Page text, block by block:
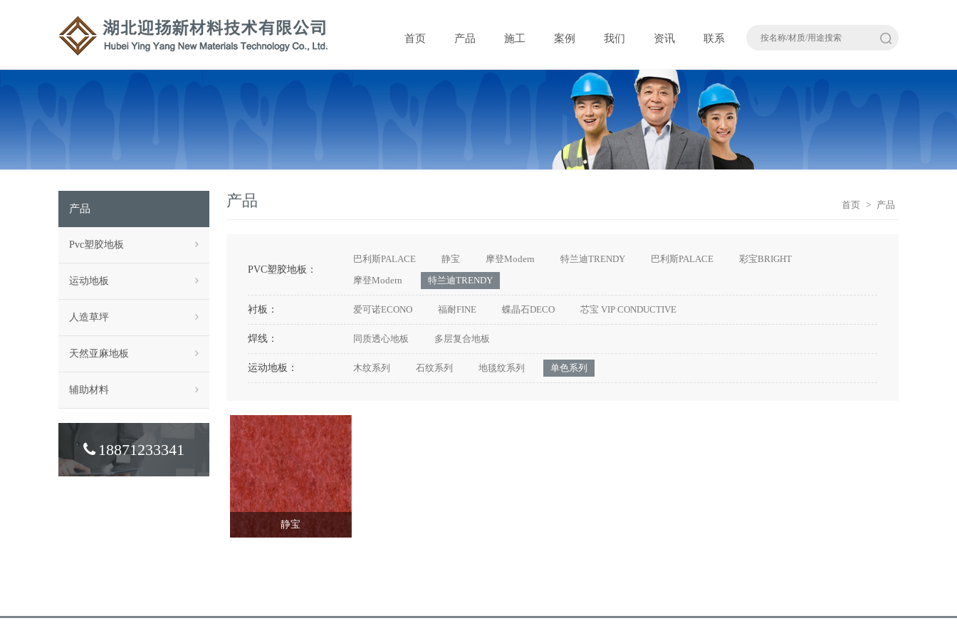
首页 产品 施工 案例 我们 资讯 联系
产品
Pvc塑胶地板
运动地板
人造草坪
天然亚麻地板
辅助材料
18871233341
产品 首页 > 产品
PVC塑胶地板：
巴利斯PALACE 静宝 摩登Modern 特兰迪TRENDY 巴利斯PALACE
彩宝BRIGHT
摩登Modern
特兰迪TRENDY
衬板： 爱可诺ECONO 福耐FINE 蝶晶石DECO 芯宝 VIP CONDUCTIVE
焊线： 同质透心地板 多层复合地板
运动地板： 木纹系列 石纹系列 地毯纹系列 单色系列
静宝